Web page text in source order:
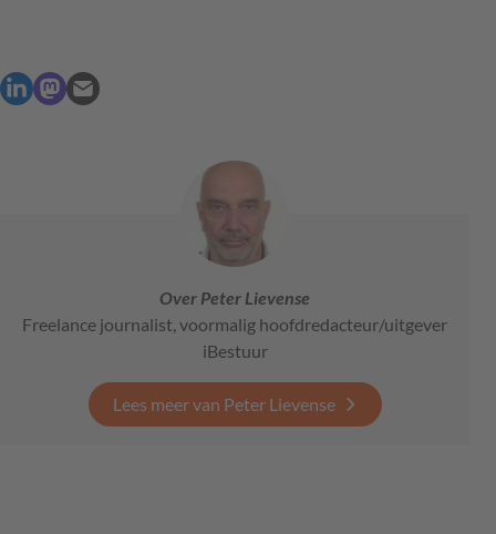
Over Peter Lievense
Freelance journalist, voormalig hoofdredacteur/uitgever
iBestuur
Lees meer van Peter Lievense